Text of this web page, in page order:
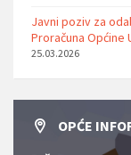
Javni poziv za
Proračuna Općine
25.03.2026
OPĆE